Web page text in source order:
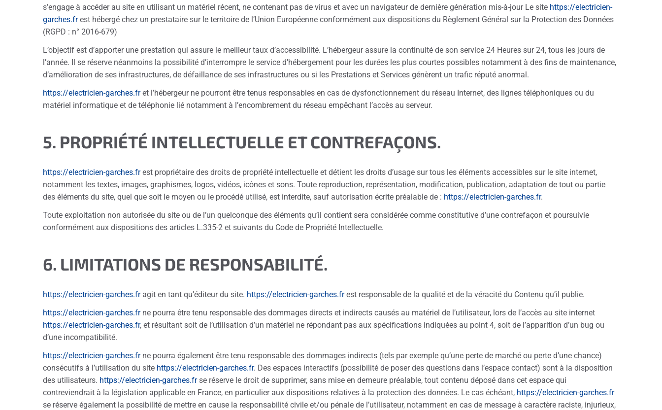
s’engage à accéder au site en utilisant un matériel récent, ne contenant pas de virus et avec un navigateur de dernière génération mis-à-jour Le site https://electricien-
garches.frest hébergé chez un prestataire sur le territoire de l’Union Européenne conformément aux dispositions du Règlement Général sur la Protection des Données
(RGPD : n° 2016-679)
L’objectif est d’apporter une prestation qui assure le meilleur taux d’accessibilité. L’hébergeur assure la continuité de son service 24 Heures sur 24, tous les jours de
l’année. Il se réserve néanmoins la possibilité d’interrompre le service d’hébergement pour les durées les plus courtes possibles notamment à des fins de maintenance,
d’amélioration de ses infrastructures, de défaillance de ses infrastructures ou si les Prestations et Services génèrent un trafic réputé anormal.
https://electricien-garches.fret l’hébergeur ne pourront être tenus responsables en cas de dysfonctionnement du réseau Internet, des lignes téléphoniques ou du
matériel informatique et de téléphonie lié notamment à l’encombrement du réseau empêchant l’accès au serveur.
5. PROPRIÉTÉ INTELLECTUELLE ET CONTREFAÇONS.
https://electricien-garches.frest propriétaire des droits de propriété intellectuelle et détient les droits d’usage sur tous les éléments accessibles sur le site internet,
notamment les textes, images, graphismes, logos, vidéos, icônes et sons. Toute reproduction, représentation, modification, publication, adaptation de tout ou partie
des éléments du site, quel que soit le moyen ou le procédé utilisé, est interdite, sauf autorisation écrite préalable de : https://electricien-garches.fr.
Toute exploitation non autorisée du site ou de l’un quelconque des éléments qu’il contient sera considérée comme constitutive d’une contrefaçon et poursuivie
conformément aux dispositions des articles L.335-2 et suivants du Code de Propriété Intellectuelle.
6. LIMITATIONS DE RESPONSABILITÉ.
https://electricien-garches.fragit en tant qu’éditeur du site. https://electricien-garches.frest responsable de la qualité et de la véracité du Contenu qu’il publie.
https://electricien-garches.frne pourra être tenu responsable des dommages directs et indirects causés au matériel de l’utilisateur, lors de l’accès au site internet
https://electricien-garches.fr, et résultant soit de l’utilisation d’un matériel ne répondant pas aux spécifications indiquées au point 4, soit de l’apparition d’un bug ou
d’une incompatibilité.
https://electricien-garches.frne pourra également être tenu responsable des dommages indirects (tels par exemple qu’une perte de marché ou perte d’une chance)
consécutifs à l’utilisation du site https://electricien-garches.fr. Des espaces interactifs (possibilité de poser des questions dans l’espace contact) sont à la disposition
des utilisateurs. https://electricien-garches.frse réserve le droit de supprimer, sans mise en demeure préalable, tout contenu déposé dans cet espace qui
contreviendrait à la législation applicable en France, en particulier aux dispositions relatives à la protection des données. Le cas échéant, https://electricien-garches.fr
se réserve également la possibilité de mettre en cause la responsabilité civile et/ou pénale de l’utilisateur, notamment en cas de message à caractère raciste, injurieux,